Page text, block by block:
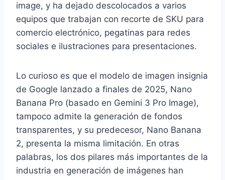
image, y ha dejado descolocados a varios
equipos que trabajan con recorte de SKU para
comercio electrónico, pegatinas para redes
sociales e ilustraciones para presentaciones.
Lo curioso es que el modelo de imagen insignia
de Google lanzado a finales de 2025, Nano
Banana Pro (basado en Gemini 3 Pro Image),
tampoco admite la generación de fondos
transparentes, y su predecesor, Nano Banana
2, presenta la misma limitación. En otras
palabras, los dos pilares más importantes de la
industria en generación de imágenes han